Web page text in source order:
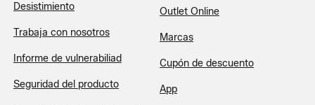
Desistimiento
Trabaja con nosotros
Informe de vulnerabiliad
Seguridad del producto
Outlet Online
Marcas
Cupón de descuento
App